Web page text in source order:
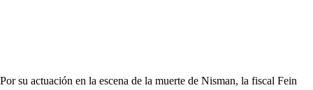
Por su actuación en la escena de la muerte de Nisman, la fiscal Fein